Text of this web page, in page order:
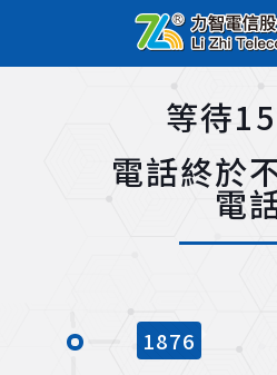
等待
電話終於
電
1876